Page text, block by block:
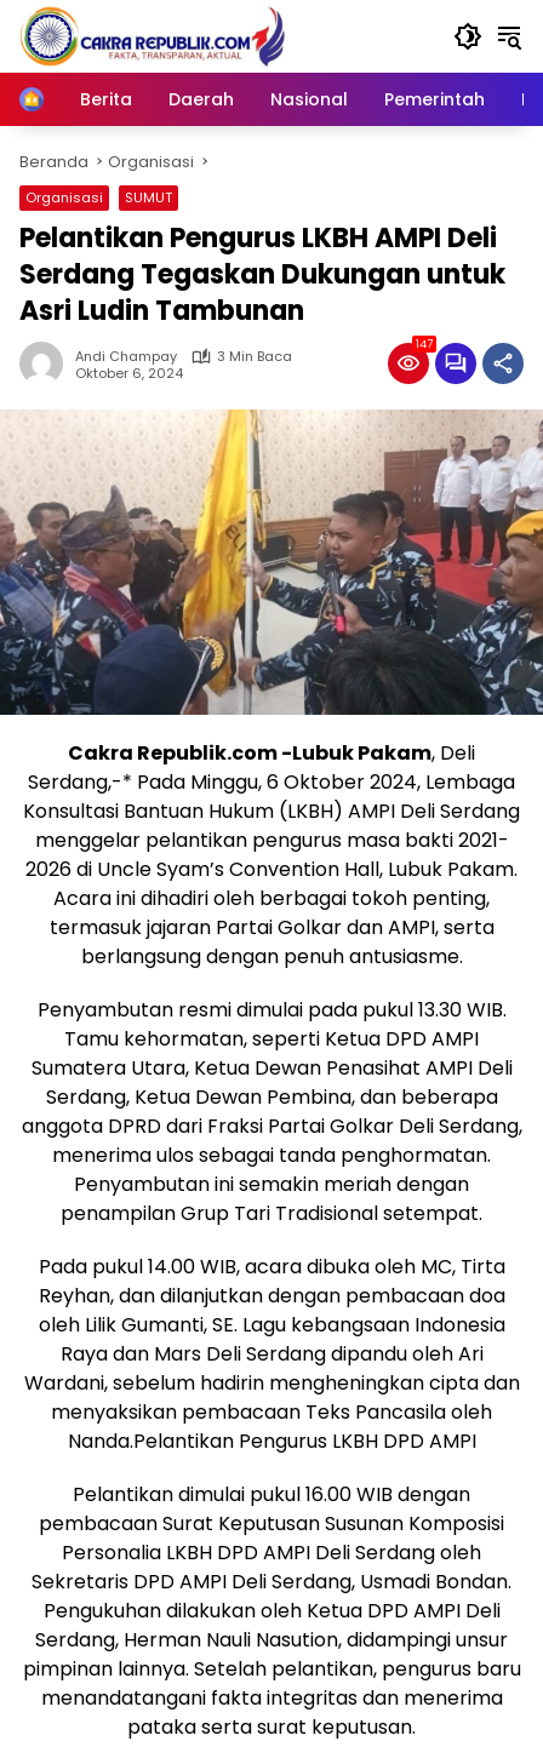
Langsung
konten
Home
Berita Daerah Nasional Pemerintah
Beranda Organisasi
Organisasi SUMUT
Pelantikan Pengurus LKBH AMPI Deli
Serdang Tegaskan Dukungan untuk
Asri Ludin Tambunan
Andi Champay
3 Min Baca
Oktober 6, 2024
147
Cakra Republik.com -Lubuk Pakam, Deli
Serdang,-* Pada Minggu, 6 Oktober 2024, Lembaga
Konsultasi Bantuan Hukum (LKBH) AMPI Deli Serdang
menggelar pelantikan pengurus masa bakti 2021-
2026 di Uncle Syam’s Convention Hall, Lubuk Pakam.
Acara ini dihadiri oleh berbagai tokoh penting,
termasuk jajaran Partai Golkar dan AMPI, serta
berlangsung dengan penuh antusiasme.
Penyambutan resmi dimulai pada pukul 13.30 WIB.
Tamu kehormatan, seperti Ketua DPD AMPI
Sumatera Utara, Ketua Dewan Penasihat AMPI Deli
Serdang, Ketua Dewan Pembina, dan beberapa
anggota DPRD dari Fraksi Partai Golkar Deli Serdang,
menerima ulos sebagai tanda penghormatan.
Penyambutan ini semakin meriah dengan
penampilan Grup Tari Tradisional setempat.
Pada pukul 14.00 WIB, acara dibuka oleh MC, Tirta
Reyhan, dan dilanjutkan dengan pembacaan doa
oleh Lilik Gumanti, SE. Lagu kebangsaan Indonesia
Raya dan Mars Deli Serdang dipandu oleh Ari
Wardani, sebelum hadirin mengheningkan cipta dan
menyaksikan pembacaan Teks Pancasila oleh
Nanda.Pelantikan Pengurus LKBH DPD AMPI
Pelantikan dimulai pukul 16.00 WIB dengan
pembacaan Surat Keputusan Susunan Komposisi
Personalia LKBH DPD AMPI Deli Serdang oleh
Sekretaris DPD AMPI Deli Serdang, Usmadi Bondan.
Pengukuhan dilakukan oleh Ketua DPD AMPI Deli
Serdang, Herman Nauli Nasution, didampingi unsur
pimpinan lainnya. Setelah pelantikan, pengurus baru
menandatangani fakta integritas dan menerima
pataka serta surat keputusan.